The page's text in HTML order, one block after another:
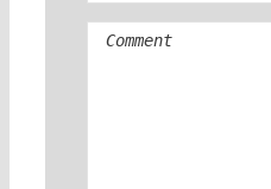
Comment